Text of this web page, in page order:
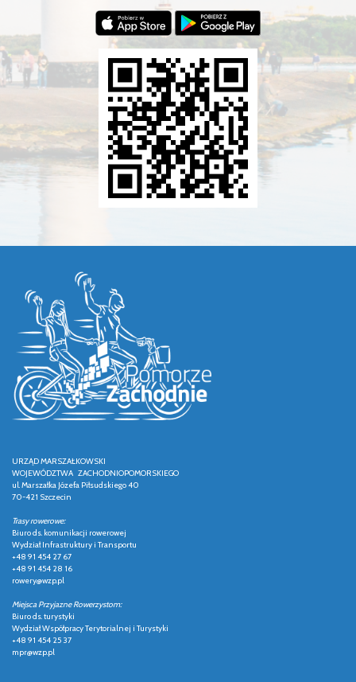
URZĄD MARSZAŁKOWSKI
WOJEWÓDZTWA ZACHODNIOPOMORSKIEGO
ul. Marszałka Józefa Piłsudskiego 40
70-421 Szczecin
Trasy rowerowe:
Biuro ds. komunikacji rowerowej
Wydział Infrastruktury i Transportu
+48 91 454 27 67
+48 91 454 28 16
rowery@wzp.pl
Miejsca Przyjazne Rowerzystom:
Biuro ds. turystyki
Wydział Współpracy Terytorialnej i Turystyki
+48 91 454 25 37
mpr@wzp.pl